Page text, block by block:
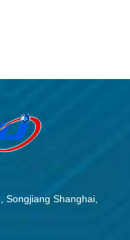
Shanghai,